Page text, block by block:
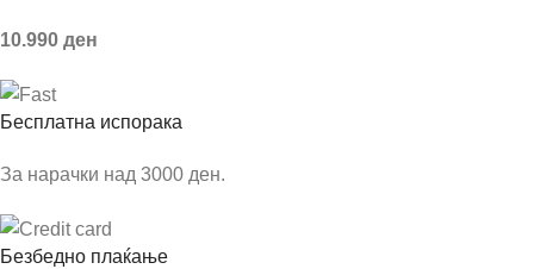
10.990 ден
Бесплатна испорака
За нарачки над 3000 ден.
Безбедно плаќање